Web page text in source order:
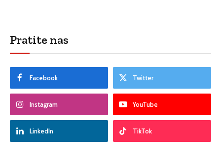
Pratite nas
Facebook Twitter
Instagram YouTube
LinkedIn TikTok